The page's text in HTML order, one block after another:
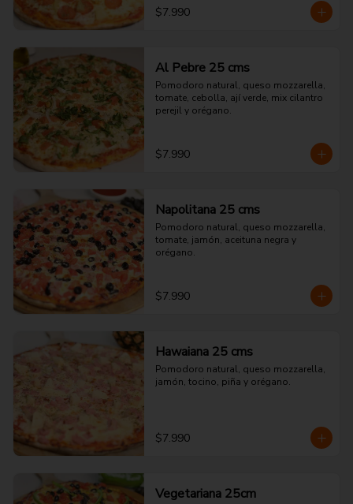
$7.990
Al Pebre 25 cms
Pomodoro natural, queso mozzarella,
tomate, cebolla, ají verde, mix cilantro
perejil y orégano.
$7.990
Napolitana 25 cms
Pomodoro natural, queso mozzarella,
tomate, jamón, aceituna negra y
orégano.
$7.990
Hawaiana 25 cms
Pomodoro natural, queso mozzarella,
jamón, tocino, piña y orégano.
$7.990
Vegetariana 25cm